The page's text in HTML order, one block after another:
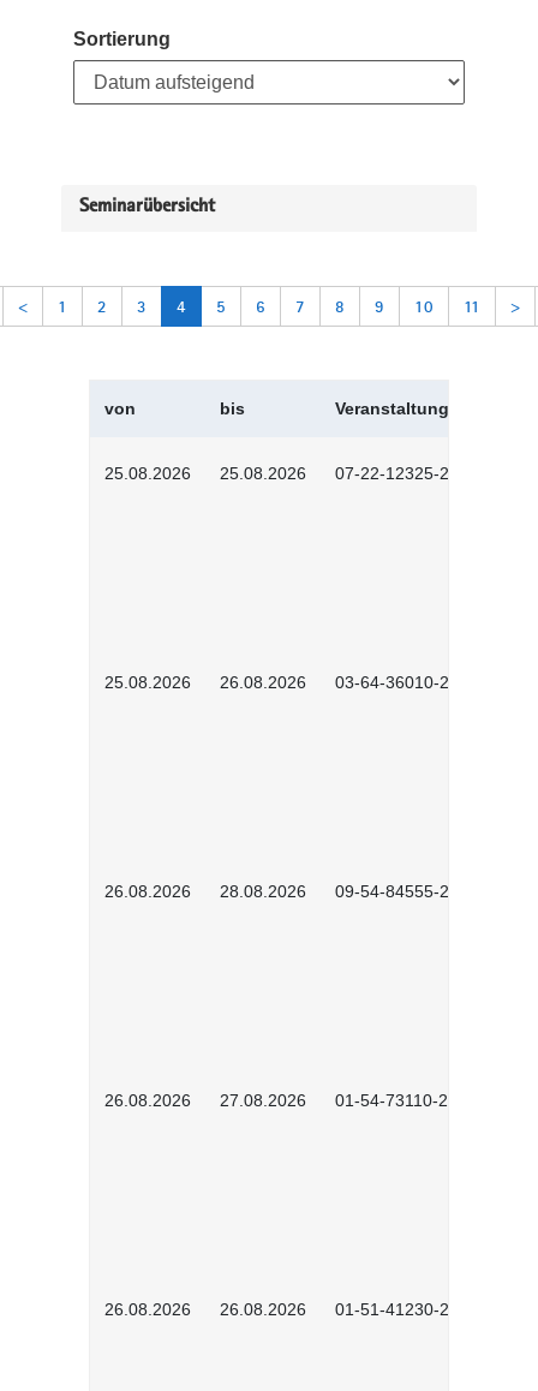
Sortierung
Seminarübersicht
< 1 2 3 4 5 6 7 8 9 10 11 >
von bis Veranstaltungskürzel
25.08.2026 25.08.2026 07-22-12325-2603
25.08.2026 26.08.2026 03-64-36010-2601
26.08.2026 28.08.2026 09-54-84555-2502
26.08.2026 27.08.2026 01-54-73110-2502
26.08.2026 26.08.2026 01-51-41230-2601